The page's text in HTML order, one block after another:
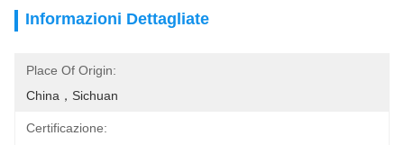
Informazioni Dettagliate
Place Of Origin:
China，Sichuan
Certificazione: